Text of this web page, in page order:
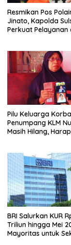
Resmikan Pos
Jinato, Kapolda
Perkuat Pelayanan
‎Pilu Keluarga
Penumpang KLM
Masih Hilang,
BRI Salurkan KUR
Triliun hingga Mei
Mayoritas untuk